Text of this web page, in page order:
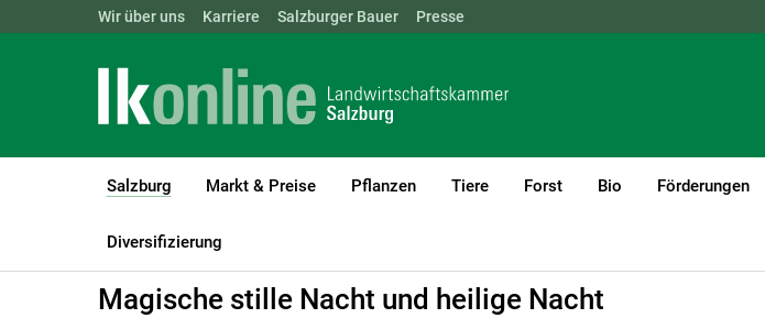
Landwirtschaftskammern: ÖSTERREICH BGLD KTN
Wir über uns Karriere Salzburger Bauer Presse
Salzburg
(current)1
Markt & Preise Pflanzen Tiere Forst Bio Förderungen
Diversifizierung
LK Salzburg Salzburg
Magische stille Nacht und heilige Nacht